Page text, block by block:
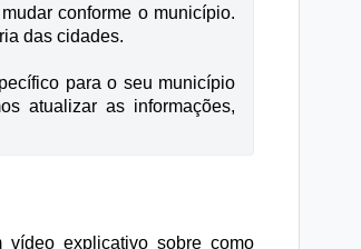
conforme o município.
das cidades.
para o seu município
atualizar as informações,
explicativo sobre como